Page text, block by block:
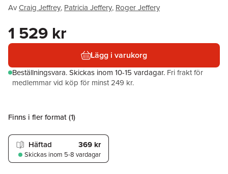
AvCraig Jeffrey, Patricia Jeffery, Roger Jeffery
1 529 kr
Lägg i varukorg
Beställningsvara.Skickas inom 10-15 vardagar. Fri frakt för
medlemmar vid köp för minst 249 kr.
Finns i fler format (1)
Häftad 369 kr
Skickas inom 5-8 vardagar